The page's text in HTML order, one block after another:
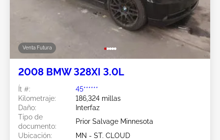
Venta Futura
2008 BMW 328XI 3.0L
Ít #:
45******
Kilometraje:
186,324 millas
Daño:
Interfaz
Tipo de
documento:
Prior Salvage Minnesota
Ubicación:
MN - ST. CLOUD